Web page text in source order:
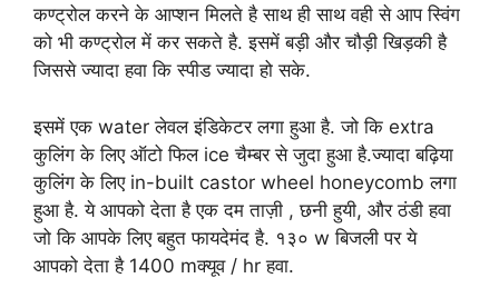
कण्ट्रोल करने के आप्शन मिलते है साथ ही साथ वही से आप स्विंग
को भी कण्ट्रोल में कर सकते है. इसमें बड़ी और चौड़ी खिड़की है
जिससे ज्यादा हवा कि स्पीड ज्यादा हो सके.
इसमें एक water लेवल इंडिकेटर लगा हुआ है. जो कि extra
कुलिंग के लिए ऑटो फिल ice चैम्बर से जुदा हुआ है.ज्यादा बढ़िया
कुलिंग के लिए in-built castor wheel honeycomb लगा
हुआ है. ये आपको देता है एक दम ताज़ी , छनी हुयी, और ठंडी हवा
जो कि आपके लिए बहुत फायदेमंद है. १३० w बिजली पर ये
आपको देता है 1400 mक्यूव / hr हवा.